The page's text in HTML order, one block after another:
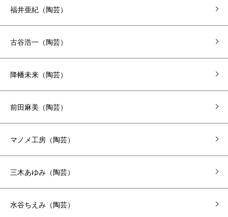
福井亜紀（陶芸）
古谷浩一（陶芸）
降幡未来（陶芸）
前田麻美（陶芸）
マノメ工房（陶芸）
三木あゆみ（陶芸）
水谷ちえみ（陶芸）